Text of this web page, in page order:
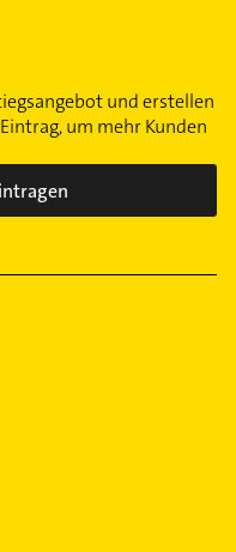
und erstellen
um mehr Kunden